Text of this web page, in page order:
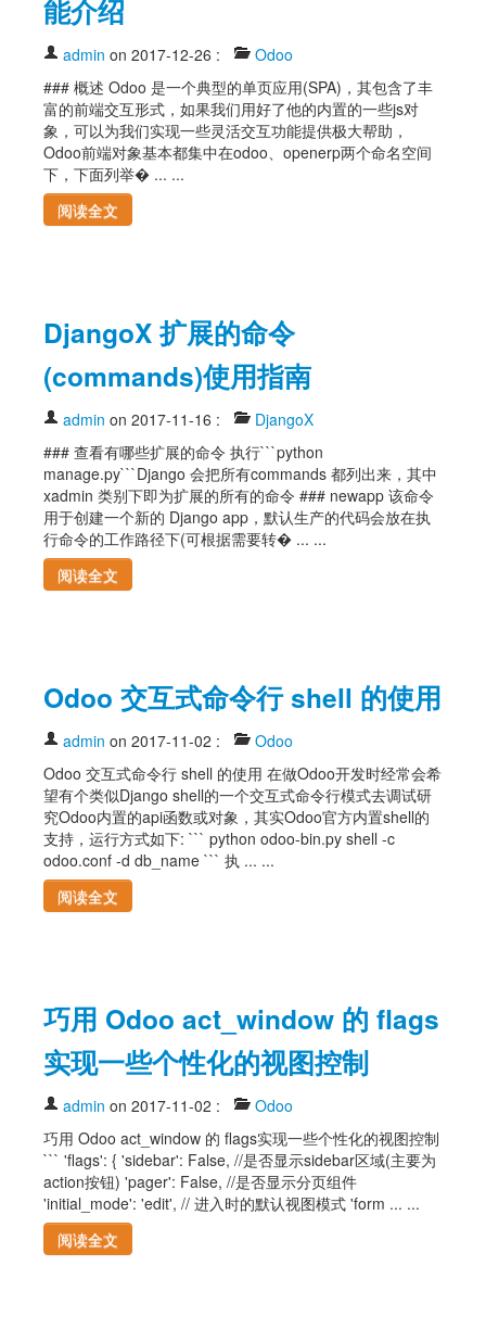
能介绍
admin on 2017-12-26 :
Odoo
### 概述 Odoo 是一个典型的单页应用(SPA)，其包含了丰
富的前端交互形式，如果我们用好了他的内置的一些js对
象，可以为我们实现一些灵活交互功能提供极大帮助，
Odoo前端对象基本都集中在odoo、openerp两个命名空间
下，下面列举� ... ...
阅读全文
DjangoX 扩展的命令
(commands)使用指南
admin on 2017-11-16 :
DjangoX
### 查看有哪些扩展的命令 执行```python
manage.py```Django 会把所有commands 都列出来，其中
xadmin 类别下即为扩展的所有的命令 ### newapp 该命令
用于创建一个新的 Django app，默认生产的代码会放在执
行命令的工作路径下(可根据需要转� ... ...
阅读全文
Odoo 交互式命令行 shell 的使用
admin on 2017-11-02 :
Odoo
Odoo 交互式命令行 shell 的使用 在做Odoo开发时经常会希
望有个类似Django shell的一个交互式命令行模式去调试研
究Odoo内置的api函数或对象，其实Odoo官方内置shell的
支持，运行方式如下: ``` python odoo-bin.py shell -c
odoo.conf -d db_name ``` 执 ... ...
阅读全文
巧用 Odoo act_window 的 flags
实现一些个性化的视图控制
admin on 2017-11-02 :
Odoo
巧用 Odoo act_window 的 flags实现一些个性化的视图控制
``` 'flags': { 'sidebar': False, //是否显示sidebar区域(主要为
action按钮) 'pager': False, //是否显示分页组件
'initial_mode': 'edit', // 进入时的默认视图模式 'form ... ...
阅读全文